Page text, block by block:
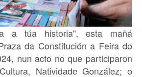
a túa historia", esta mañá
da Constitución a Feira do
nun acto no que participaron
Natividade González; o